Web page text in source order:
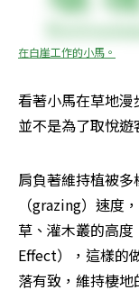
在白崖工作的小馬。
看著小馬在草地
並不是為了取悅遊
肩負著維持植被
（grazing）速度
草、灌木叢的高
Effect），這樣的
落有致，維持棲地